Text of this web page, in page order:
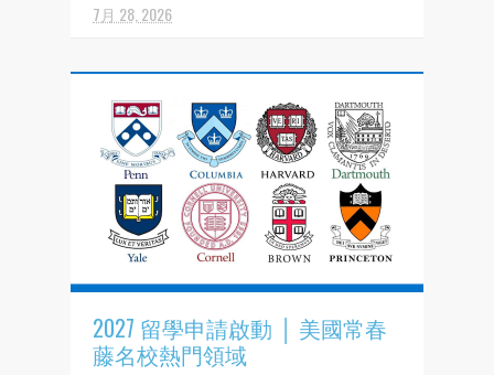
華頓商學院 (The Wharton School) ➤ 特色科
7月 28, 2026
2027 留學申請啟動 │ 美國常春
藤名校熱門領域